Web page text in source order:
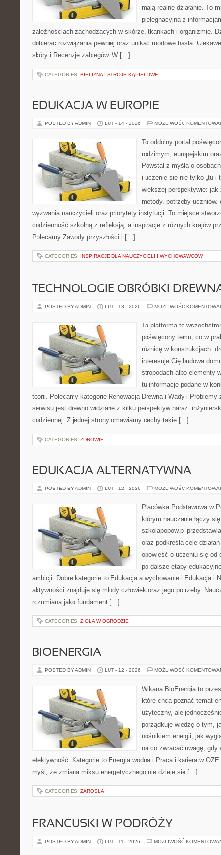
mają realne działanie. To
pielęgnacyjną z
zależnościach zachodzących w skórze, tkankach i organizmie.
dobierać rozwiązania pewniej oraz unikać modowe hasła.
skóry i Recenzje zabiegów. W […]
CATEGORIES: BIELIZNA I STROJE KĄPIELOWE
EDUKACJA W EUROPIE
POSTED BY ADMIN LUT - 14 - 2026 MOŻLIWOŚĆ
To oddolny portal
rodzimym, europejskim
Powstał z myślą o
i uczenie się nie tylko „tu i
większej perspektywie: jak
metody, potrzeby uczniów,
wyzwania nauczycieli oraz priorytety instytucji. To miejsce
codzienność szkolną z refleksją, a inspiracje z różnych krajów
Polecamy Zawody przyszłości i […]
CATEGORIES: INSPIRACJE DLA NAUCZYCIELI I WYCHOWAWCÓW
TECHNOLOGIE OBRÓBKI
POSTED BY ADMIN LUT - 13 - 2026 MOŻLIWOŚĆ
Ta platforma to
poświęcony temu, co w
różnicę w konstrukcjach:
interesuje Cię budowa
stropodach albo elementy
tu informacje podane w
teorii. Polecamy kategorie Renowacja Drewna i Wady i Problemy
serwisu jest drewno widziane z kilku perspektyw naraz:
codziennej. Z jednej strony omawiamy cechy takie […]
CATEGORIES: ZDROWIE
EDUKACJA ALTERNATYWNA
POSTED BY ADMIN LUT - 12 - 2026 MOŻLIWOŚĆ
Placówka Podstawowa w
którym nauczanie łączy
szkolapopow.pl
oraz podkreśla cele
opowieść o uczeniu się od
po dalsze etapy
ambicji. Dobre kategorie to Edukacja a wychowanie i Edukacja i
aktywności znajduje się młody człowiek oraz jego potrzeby.
rozumiana jako fundament […]
CATEGORIES: ZIOŁA W OGRODZIE
BIOENERGIA
POSTED BY ADMIN LUT - 12 - 2026 MOŻLIWOŚĆ
Wikana BioEnergia to
które chcą poznać temat
użyteczny, ale
porządkuje wiedzę o tym,
nośnikiem energii, jak
na co zwracać uwagę, gdy
efektywność. Kategorie to Energia wodna i Praca i kariera w
myśl, że zmiana miksu energetycznego nie dzieje się […]
CATEGORIES: ZAROSLA
FRANCUSKI W PODRÓŻY
POSTED BY ADMIN LUT - 11 - 2026 MOŻLIWOŚĆ